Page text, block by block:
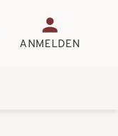
ANMELDEN